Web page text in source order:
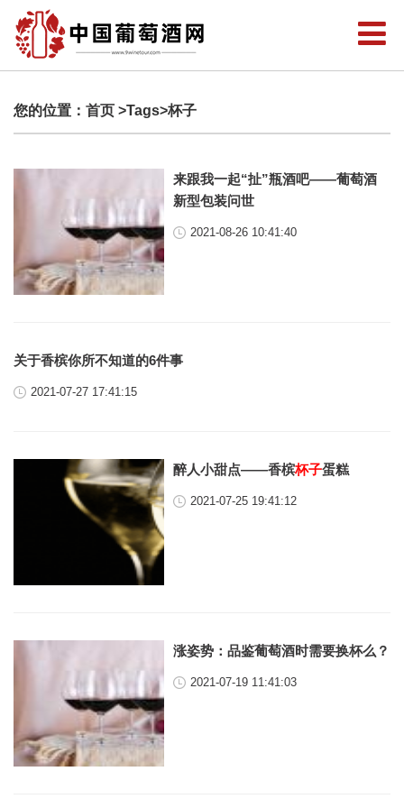
您的位置： 首页 >Tags>杯子
来跟我一起“扯”瓶酒吧——葡萄酒
新型包装问世
2021-08-26 10:41:40
关于香槟你所不知道的6件事
2021-07-27 17:41:15
醉人小甜点——香槟杯子蛋糕
2021-07-25 19:41:12
涨姿势：品鉴葡萄酒时需要换杯么？
2021-07-19 11:41:03